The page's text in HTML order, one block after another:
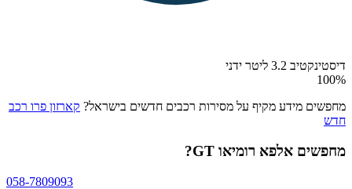
דיסטינקטיב 3.2 ליטר ידני
100%
מחפשים מידע מקיף על מסירות רכבים חדשים בישראל? קארזון פרו רכב
חדש
מחפשים אלפא רומיאו GT ?
058-7809093